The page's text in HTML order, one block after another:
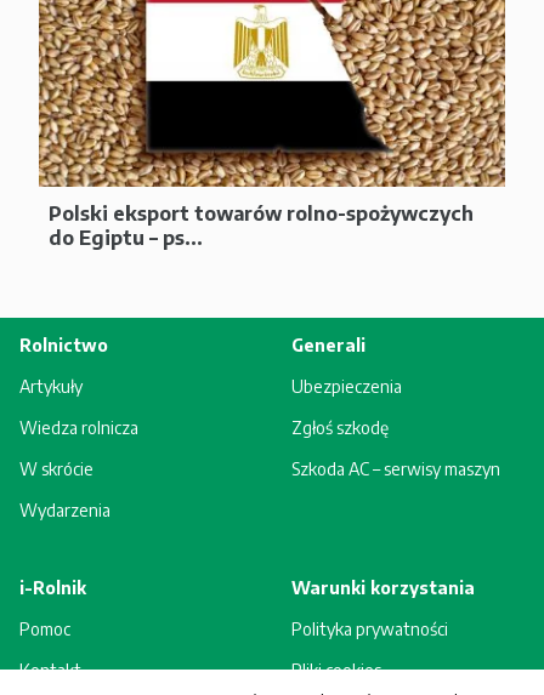
Polski eksport towarów rolno-spożywczych
do Egiptu – ps...
Rolnictwo
Artykuły
Wiedza rolnicza
W skrócie
Wydarzenia
Generali
Ubezpieczenia
Zgłoś szkodę
Szkoda AC – serwisy maszyn
i-Rolnik
Pomoc
Kontakt
Warunki korzystania
Polityka prywatności
Pliki cookies